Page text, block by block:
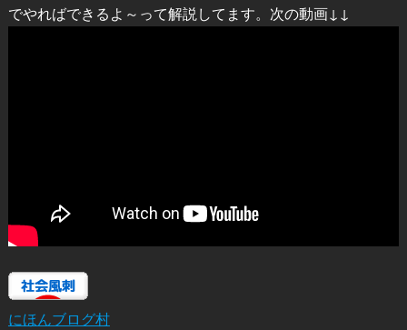
でやればできるよ～って解説してます。次の動画↓↓
にほんブログ村